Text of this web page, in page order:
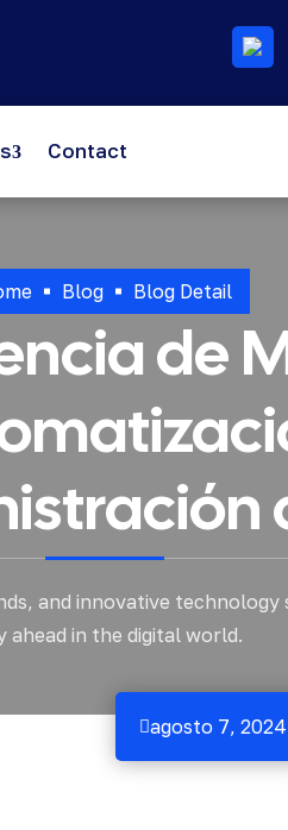
Contact
Blog Blog Detail
de
and innovative technology
ahead in the digital world.
agosto 7, 2024